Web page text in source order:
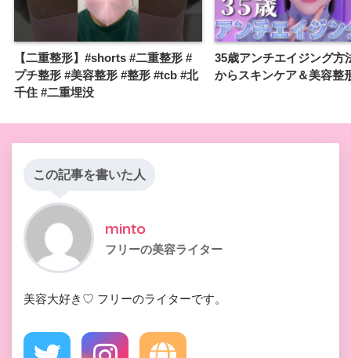
【二重整形】#shorts #二重整形 #
プチ整形 #美容整形 #整形 #tcb #北
千住 #二重埋没
35歳アンチエイジング方
からスキンケア＆美容整
この記事を書いた人
minto
フリーの美容ライター
美容大好き♡ フリーのライターです。